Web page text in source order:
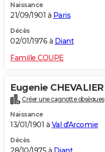
Naissance
21/09/1901 à Paris
Décès
02/01/1976 à Diant
Famille COUPE
Eugenie CHEVALIER
Créer une cagnotte obsèques
Naissance
13/01/1901 à Val d'Arcomie
Décès